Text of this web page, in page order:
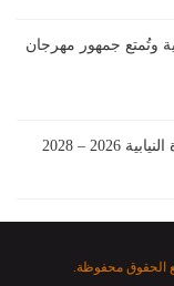
وتُمتع جمهور مهرجان
– 2028